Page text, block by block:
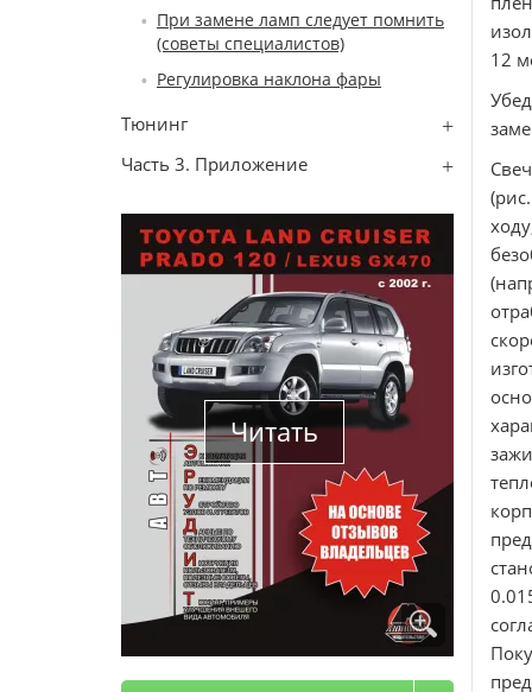
При замене ламп следует помнить
(советы специалистов)
Регулировка наклона фары
Тюнинг
Часть 3. Приложение
Читать
12